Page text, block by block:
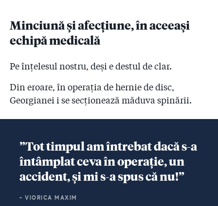
Minciună și afecțiune, în aceeași
echipă medicală
Pe înțelesul nostru, deși e destul de clar.
Din eroare, în operația de hernie de disc,
Georgianei i se secționează măduva spinării.
”Tot timpul am întrebat dacă s-a
întâmplat ceva în operație, un
accident, și mi s-a spus că nu!”
- VIORICA MAXIM